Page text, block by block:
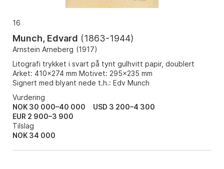
16
Munch, Edvard (1863-1944)
Arnstein Arneberg (1917)
Litografi trykket i svart på tynt gulhvitt papir, doublert
Arket: 410x274 mm Motivet: 295x235 mm
Signert med blyant nede t.h.: Edv Munch
Vurdering
NOK 30 000–40 000
USD 3 200–4 300
EUR 2 900–3 900
Tilslag
NOK 34 000